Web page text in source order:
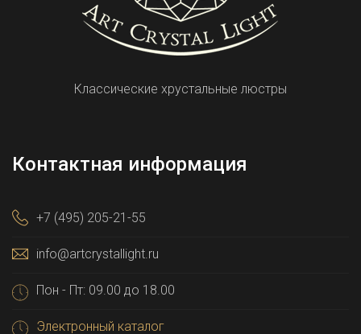
Классические хрустальные люстры
Контактная информация
+7 (495) 205-21-55
info@artcrystallight.ru
Пон - Пт: 09.00 до 18.00
Электронный каталог